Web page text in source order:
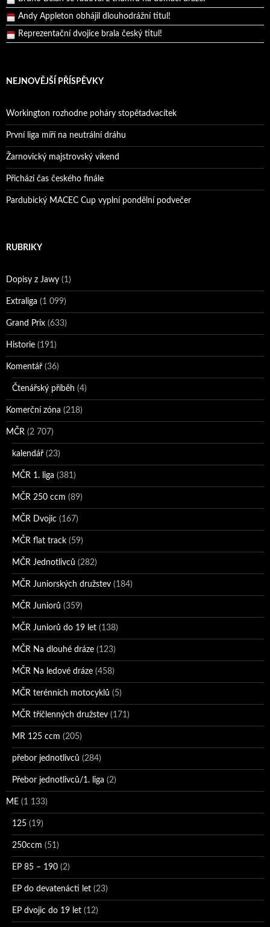
Reprezentační dvojice brala český titul!
Pražský přebor neskrblil překvapeními!
NEJNOVĚJŠÍ PŘÍSPĚVKY
Workington rozhodne poháry stopětadvacítek
První liga míří na neutrální dráhu
Žarnovický majstrovský víkend
Přichází čas českého finále
Pardubický MACEC Cup vyplní pondělní podvečer
RUBRIKY
Dopisy z Jawy (1)
Extraliga (1 099)
Grand Prix (633)
Historie (191)
Komentář (36)
Čtenářský příběh (4)
Komerční zóna (218)
MČR (2 707)
kalendář (23)
MČR 1. liga (381)
MČR 250 ccm (89)
MČR Dvojic (167)
MČR flat track (59)
MČR Jednotlivců (282)
MČR Juniorských družstev (184)
MČR Juniorů (359)
MČR Juniorů do 19 let (138)
MČR Na dlouhé dráze (123)
MČR Na ledové dráze (458)
MČR terénních motocyklů (5)
MČR tříčlenných družstev (171)
MR 125 ccm (205)
přebor jednotlivců (284)
Přebor jednotlivců/1. liga (2)
ME (1 133)
125 (19)
250ccm (51)
EP 85 – 190 (2)
EP do devatenácti let (23)
EP dvojic do 19 let (12)